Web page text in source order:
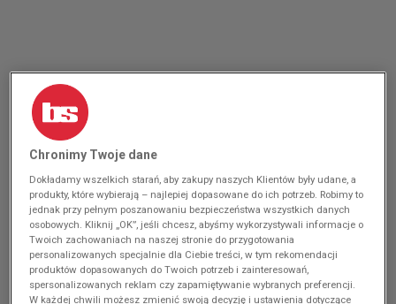
Chronimy Twoje dane
Dokładamy wszelkich starań, aby zakupy naszych Klientów były udane, a
produkty, które wybierają – najlepiej dopasowane do ich potrzeb. Robimy to
jednak przy pełnym poszanowaniu bezpieczeństwa wszystkich danych
osobowych. Kliknij „OK”, jeśli chcesz, abyśmy wykorzystywali informacje o
Twoich zachowaniach na naszej stronie do przygotowania
personalizowanych specjalnie dla Ciebie treści, w tym rekomendacji
produktów dopasowanych do Twoich potrzeb i zainteresowań,
spersonalizowanych reklam czy zapamiętywanie wybranych preferencji.
W każdej chwili możesz zmienić swoją decyzję i ustawienia dotyczące